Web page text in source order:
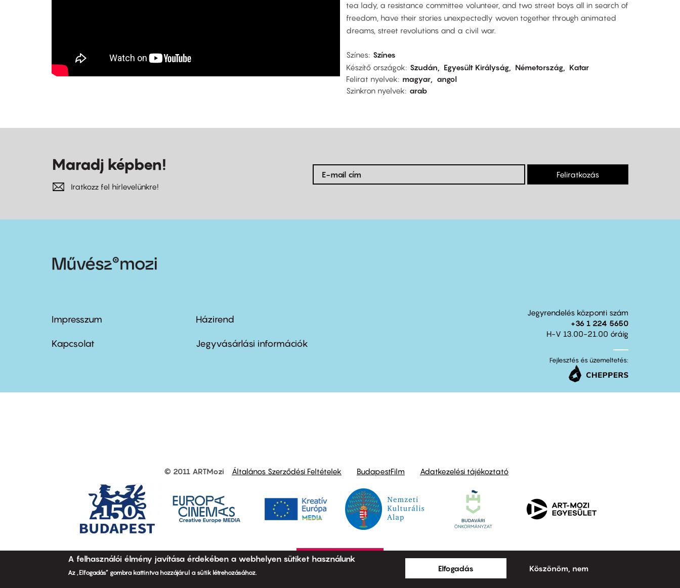
tea lady, a resistance committee volunteer, and two street boys all in search of
freedom, have their stories unexpectedly woven together through animated
dreams, street revolutions and a civil war.
Színes Színes
Készítő országok
Szudán Egyesült Királyság Németország
Katar
Felirat nyelvek
magyar
angol
Szinkron nyelvek
arab
Maradj képben!
Iratkozz fel hírlevelünkre!
Feliratkozás
Footer
menu
Impresszum
Kapcsolat
Footer
menu
Házirend
Jegyvásárlási információk
Jegyrendelés központi szám
+36 1 224 5650
H-V 13.00-21.00 óráig
Fejlesztés és üzemeltetés:
other
© 2011 ARTMozi Általános Szerződési Feltételek BudapestFilm Adatkezelési tájékoztató
A felhasználói élmény javítása érdekében a webhelyen sütiket használunk
Az „Elfogadás” gombra kattintva hozzájárul a sütik létrehozásához. Elfogadás Köszönöm, nem